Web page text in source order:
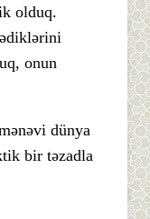
olduq.
onun
dünya
bir təzadla